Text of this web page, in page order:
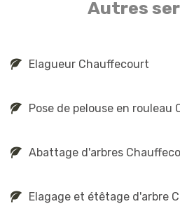
Autres
Elagueur Chauffecourt
Pose de pelouse en rouleau
Abattage d'arbres
Elagage et étêtage d'arbre